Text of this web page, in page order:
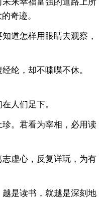
奇迹。
道怎样用眼睛去观察，
纶，却不喋喋不休。
人们足下。
。君看为宰相，必用读
虚心，反复详玩，为有
是读书，就越是深刻地